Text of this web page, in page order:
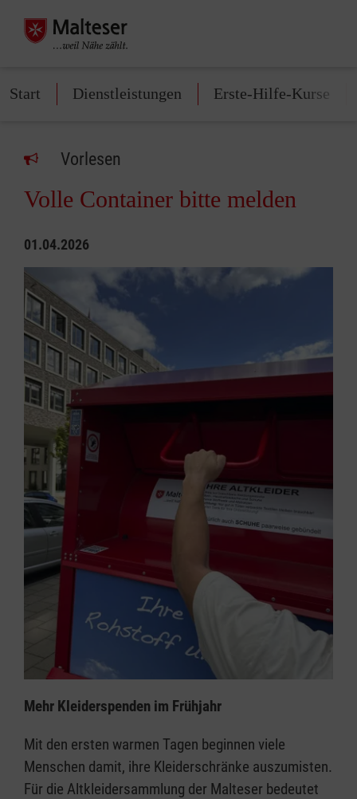
Start Dienstleistungen Erste-Hilfe-Kurse
Vorlesen
Volle Container bitte melden
01.04.2026
Mehr Kleiderspenden im Frühjahr
Mit den ersten warmen Tagen beginnen viele
Menschen damit, ihre Kleiderschränke auszumisten.
Für die Altkleidersammlung der Malteser bedeutet